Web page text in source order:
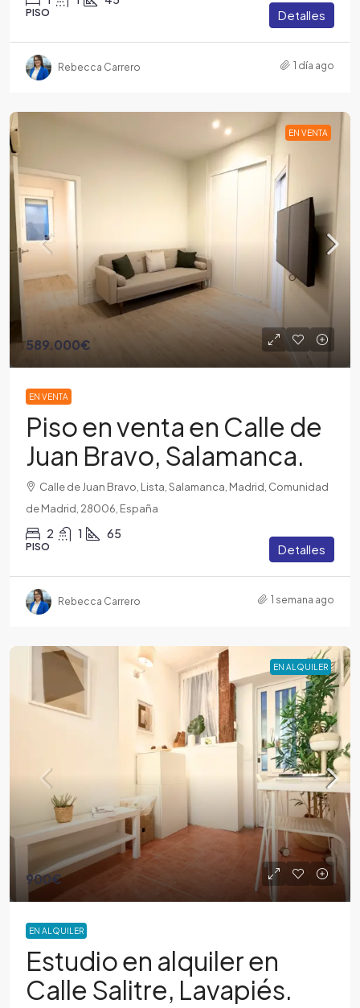
PISO Detalles
Rebecca Carrero 1 día ago
EN VENTA
589.000€
EN VENTA
Piso en venta en Calle de
Juan Bravo, Salamanca.
Calle de Juan Bravo, Lista, Salamanca, Madrid, Comunidad
de Madrid, 28006, España
2 1 65
PISO Detalles
Rebecca Carrero 1 semana ago
EN ALQUILER
900€
EN ALQUILER
Estudio en alquiler en
Calle Salitre, Lavapiés.